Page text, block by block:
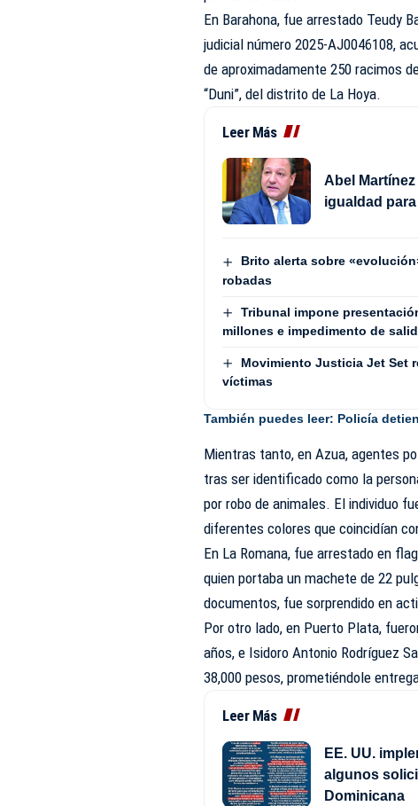
En Barahona, fue arrestado Teudy
judicial número 2025-AJ0046108,
de aproximadamente 250 racimos
“Duni”, del distrito de La Hoya.
Leer Más
Abel
igualdad
Brito alerta sobre
robadas
Tribunal impone
millones e impedimento de
Movimiento Justicia Jet Set
víctimas
También puedes leer: Policía
Mientras tanto, en Azua, agentes
tras ser identificado como la
por robo de animales. El individuo
diferentes colores que coincidían
En La Romana, fue arrestado en
quien portaba un machete de 22
documentos, fue sorprendido en
Por otro lado, en Puerto Plata,
años, e Isidoro Antonio Rodríguez
38,000 pesos, prometiéndole
Leer Más
EE. UU.
algunos
Dominicana